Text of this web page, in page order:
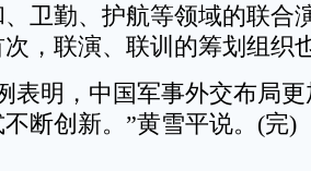
卫勤、护航等领域的联合
，联演、联训的筹划组织
明，中国军事外交布局更
断创新。”黄雪平说。(完)